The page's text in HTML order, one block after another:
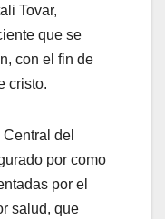
Tovar,
que se
con el fin de
cristo.
del
por como
por el
salud, que